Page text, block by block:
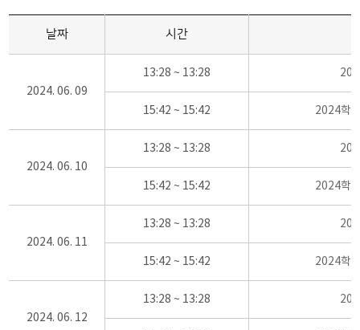
날짜 시간
2024. 06. 09
13:28 ~ 13:28
15:42 ~ 15:42 2024학
2024. 06. 10
13:28 ~ 13:28
15:42 ~ 15:42 2024학
2024. 06. 11
13:28 ~ 13:28
15:42 ~ 15:42 2024학
2024. 06. 12
13:28 ~ 13:28